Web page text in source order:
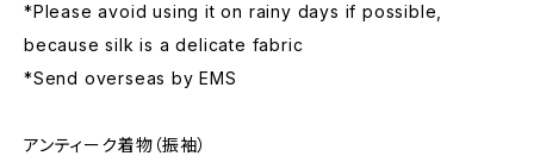
*Please avoid using it on rainy days if possible,
because silk is a delicate fabric
*Send overseas by EMS
アンティーク着物（振袖）